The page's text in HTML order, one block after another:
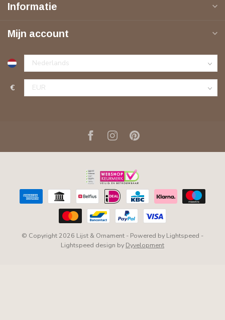
Informatie
Mijn account
€
© Copyright 2026 Lijst & Ornament - Powered by Lightspeed -
Lightspeed design by Dyvelopment